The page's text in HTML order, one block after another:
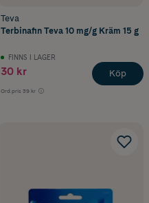
Teva
Terbinafin Teva 10 mg/g Kräm 15 g
FINNS I LAGER
30 kr
Ord.pris 39 kr
Köp